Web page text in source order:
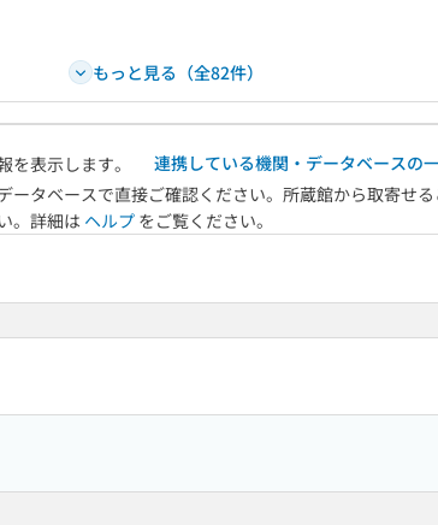
もっと見る（全82件）
表示します。
連携している機関・データベースの
タベースで直接ご確認ください。所蔵館から取寄せ
。詳細は ヘルプ をご覧ください。